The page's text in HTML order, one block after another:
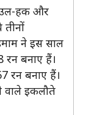
उल-हक और
ने इस साल
बनाए हैं।
बनाए हैं।
इकलौते